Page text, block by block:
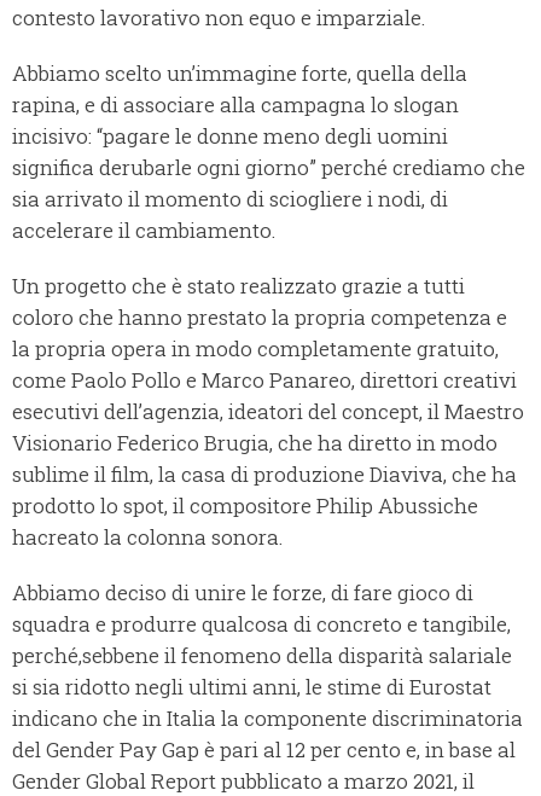
contesto lavorativo non equo e imparziale.
Abbiamo scelto un’immagine forte, quella della
rapina, e di associare alla campagna lo slogan
incisivo: “pagare le donne meno degli uomini
significa derubarle ogni giorno” perché crediamo che
sia arrivato il momento di sciogliere i nodi, di
accelerare il cambiamento.
Un progetto che è stato realizzato grazie a tutti
coloro che hanno prestato la propria competenza e
la propria opera in modo completamente gratuito,
come Paolo Pollo e Marco Panareo, direttori creativi
esecutivi dell’agenzia, ideatori del concept, il Maestro
Visionario Federico Brugia, che ha diretto in modo
sublime il film, la casa di produzione Diaviva, che ha
prodotto lo spot, il compositore Philip Abussiche
hacreato la colonna sonora.
Abbiamo deciso di unire le forze, di fare gioco di
squadra e produrre qualcosa di concreto e tangibile,
perché,sebbene il fenomeno della disparità salariale
si sia ridotto negli ultimi anni, le stime di Eurostat
indicano che in Italia la componente discriminatoria
del Gender Pay Gap è pari al 12 per cento e, in base al
Gender Global Report pubblicato a marzo 2021, il